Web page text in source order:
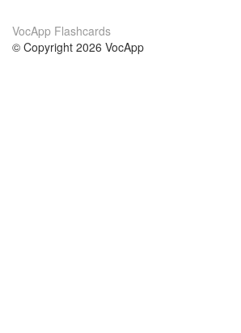
VocApp Flashcards
© Copyright 2026 VocApp